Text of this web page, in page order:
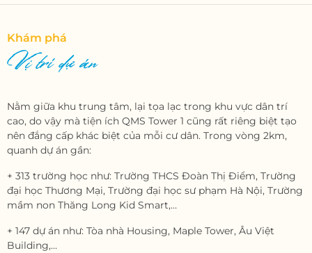
Khám phá
Vị trí dự án
Nằm giữa khu trung tâm, lại tọa lạc trong khu vực dân trí
cao, do vậy mà tiện ích QMS Tower 1 cũng rất riêng biệt tạo
nên đắng cấp khác biệt của mỗi cư dân. Trong vòng 2km,
quanh dự án gần:
+ 313 trường học như: Trường THCS Đoàn Thị Điểm, Trường
đại học Thương Mại, Trường đại học sư phạm Hà Nội, Trường
mầm non Thăng Long Kid Smart,…
+ 147 dự án như: Tòa nhà Housing, Maple Tower, Âu Việt
Building,…